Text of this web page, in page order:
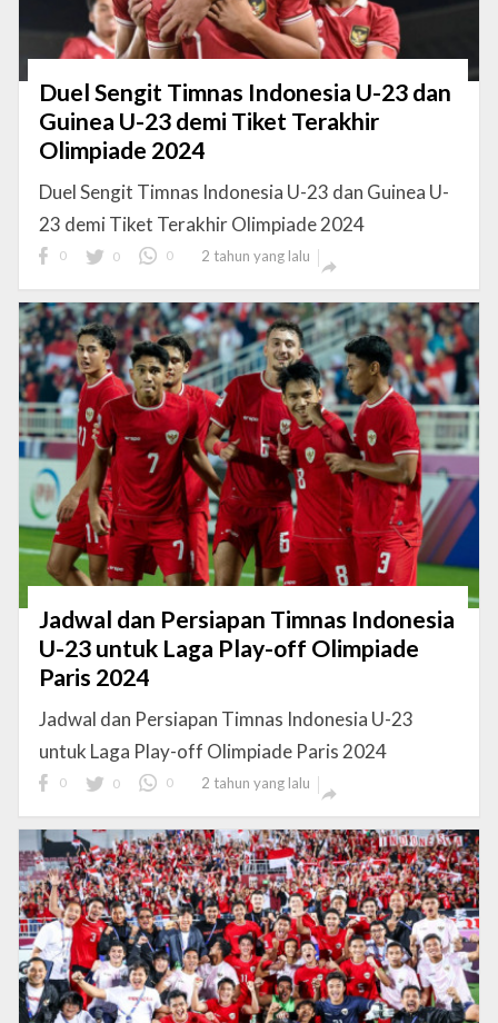
Duel Sengit Timnas Indonesia U-23 dan
Guinea U-23 demi Tiket Terakhir
Olimpiade 2024
Duel Sengit Timnas Indonesia U-23 dan Guinea U-
23 demi Tiket Terakhir Olimpiade 2024
0 0 0 2 tahun yang lalu

Jadwal dan Persiapan Timnas Indonesia
U-23 untuk Laga Play-off Olimpiade
Paris 2024
Jadwal dan Persiapan Timnas Indonesia U-23
untuk Laga Play-off Olimpiade Paris 2024
0 0 0 2 tahun yang lalu
